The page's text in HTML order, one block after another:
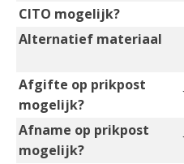
CITO mogelijk?
Alternatief materiaal
Afgifte op prikpost
mogelijk?
Afname op prikpost
mogelijk?